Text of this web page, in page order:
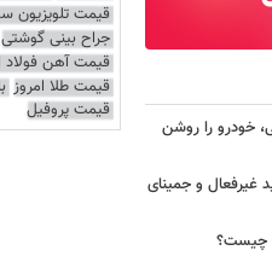
خودرو را روشن
غیرفعال و جمینای
چیست؟
قیمت تلویزیون
جراح بینی گوشتی
قیمت آهن فولاد
قیمت طلا امروز
قیمت پروفیل